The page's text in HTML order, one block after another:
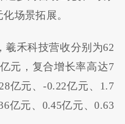
场景拓展。
羲禾科技营收分别为62
元，复合增长率高达7
亿元、-0.22亿元、1.7
亿元、0.45亿元、0.63